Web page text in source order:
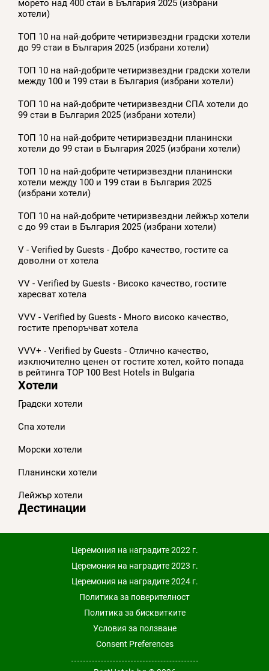
морето над 400 стаи в България 2025 (избрани
хотели)
ТОП 10 на най-добрите четиризвездни градски хотели
до 99 стаи в България 2025 (избрани хотели)
ТОП 10 на най-добрите четиризвездни градски хотели
между 100 и 199 стаи в България (избрани хотели)
ТОП 10 на най-добрите четиризвездни СПА хотели до
99 стаи в България 2025 (избрани хотели)
ТОП 10 на най-добрите четиризвездни планински
хотели до 99 стаи в България 2025 (избрани хотели)
ТОП 10 на най-добрите четиризвездни планински
хотели между 100 и 199 стаи в България 2025
(избрани хотели)
ТОП 10 на най-добрите четиризвездни лейжър хотели
с до 99 стаи в България 2025 (избрани хотели)
V - Verified by Guests - Добро качество, гостите са
доволни от хотела
VV - Verified by Guests - Високо качество, гостите
харесват хотела
VVV - Verified by Guests - Много високо качество,
гостите препоръчват хотела
VVV+ - Verified by Guests - Отлично качество,
изключително ценен от гостите хотел, който попада
в рейтинга TOP 100 Best Hotels in Bulgaria
Хотели
Градски хотели
Спа хотели
Морски хотели
Планински хотели
Лейжър хотели
Дестинации
Церемония на наградите 2022 г.
Церемония на наградите 2023 г.
Церемония на наградите 2024 г.
Политика за поверителност
Политика за бисквитките
Условия за ползване
Consent Preferences